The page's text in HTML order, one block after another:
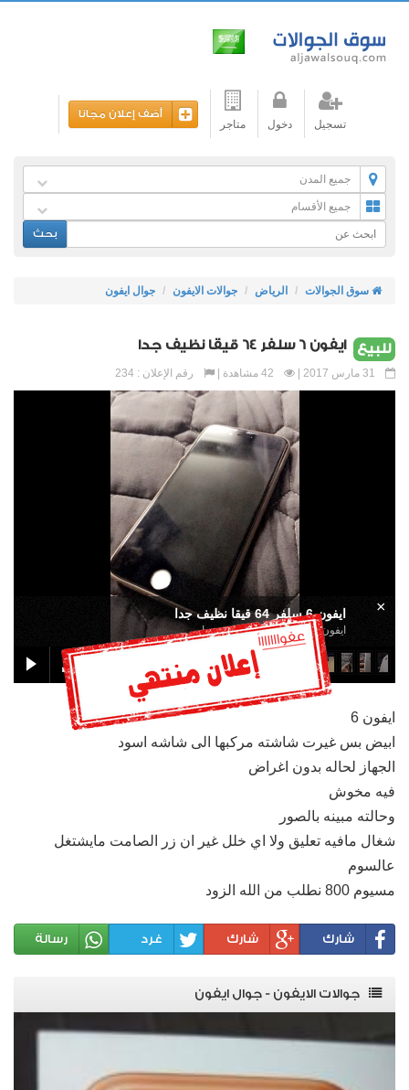
تسجيل دخول متاجر
أضف إعلان مجانا
جميع المدن
جميع الأقسام
بحث
سوق الجوالات الرياض جوالات الايفون جوال ايفون
للبيع ايفون 6 سلفر 64 قيقا نظيف جدا
رقم الإعلان : 234
ايفون 6 سلفر 64 قيقا نظيف جدا
ايفون 6 سلفر 64 قيقا نظيف جدا
×
ايفون 6
ابيض بس غيرت شاشته مركبها الى شاشه اسود
الجهاز لحاله بدون اغراض
فيه مخوش
وحالته مبينه بالصور
شغال مافيه تعليق ولا اي خلل غير ان زر الصامت مايشتغل
عالسوم
مسيوم 800 نطلب من الله الزود
شارك شارك غرد رسالة
جوالات الايفون - جوال ايفون